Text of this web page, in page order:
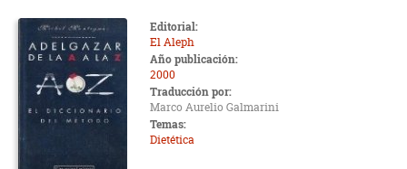
Editorial:
El Aleph
Año publicación:
2000
Traducción por:
Marco Aurelio Galmarini
Temas:
Dietética